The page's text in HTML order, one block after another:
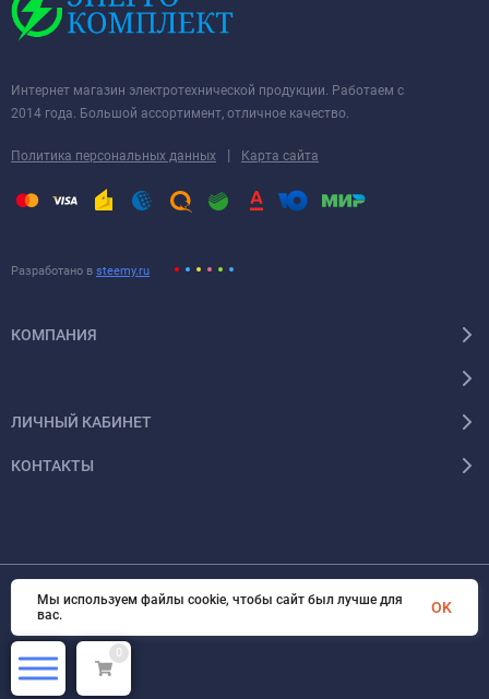
Интернет магазин электротехнической продукции. Работаем с
2014 года. Большой ассортимент, отличное качество.
Политика персональных данных | Карта сайта
Разработано в steemy.ru
КОМПАНИЯ
ЛИЧНЫЙ КАБИНЕТ
КОНТАКТЫ
© 2026 Энергокомплект Крым. Все права защищены
0
Мы используем файлы cookie, чтобы сайт был лучше для
вас.
OK